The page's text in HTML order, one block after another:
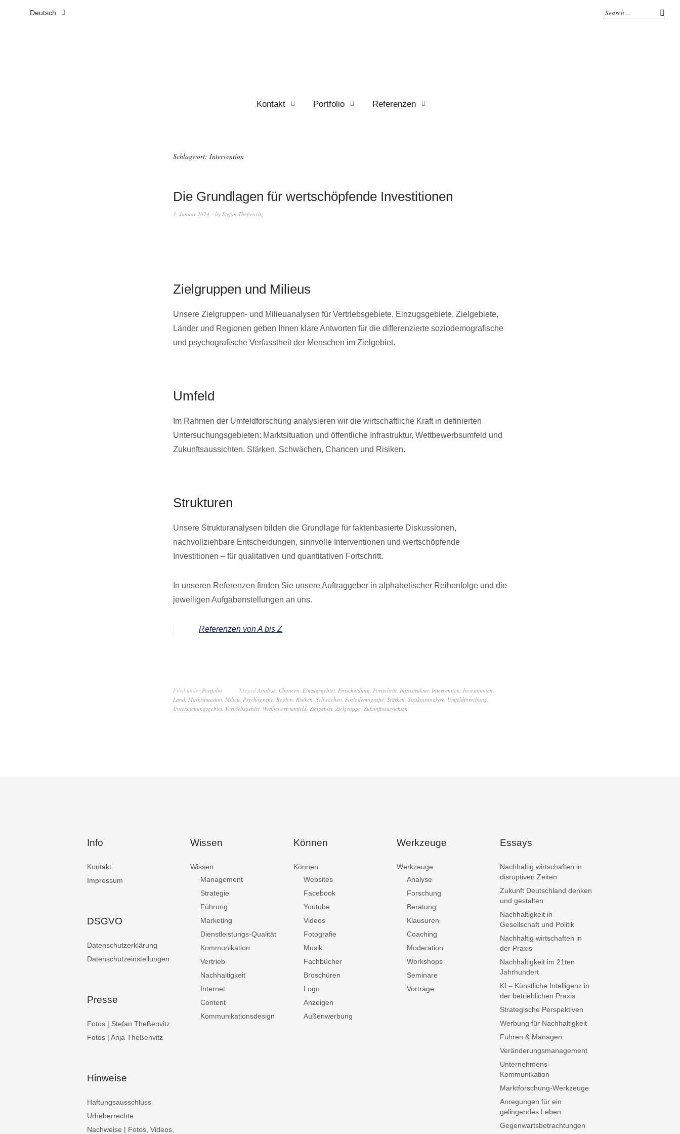
Deutsch
Kontakt Portfolio Referenzen
Schlagwort: Intervention
Die Grundlagen für wertschöpfende Investitionen
3. Januar 2024 by Stefan Theßenvitz
Zielgruppen und Milieus
Unsere Zielgruppen- und Milieuanalysen für Vertriebsgebiete, Einzugsgebiete, Zielgebiete,
Länder und Regionen geben Ihnen klare Antworten für die differenzierte soziodemografische
und psychografische Verfasstheit der Menschen im Zielgebiet.
Umfeld
Im Rahmen der Umfeldforschung analysieren wir die wirtschaftliche Kraft in definierten
Untersuchungsgebieten: Marktsituation und öffentliche Infrastruktur, Wettbewerbsumfeld und
Zukunftsaussichten. Stärken, Schwächen, Chancen und Risiken.
Strukturen
Unsere Strukturanalysen bilden die Grundlage für faktenbasierte Diskussionen,
nachvollziehbare Entscheidungen, sinnvolle Interventionen und wertschöpfende
Investitionen – für qualitativen und quantitativen Fortschritt.
In unseren Referenzen finden Sie unsere Auftraggeber in alphabetischer Reihenfolge und die
jeweiligen Aufgabenstellungen an uns.
Referenzen von A bis Z
Filed underPortfolio Tagged Analyse, Chancen, Einzugsgebiet, Entscheidung, Fortschritt, Infrastruktur, Intervention, Investitionen,
Land, Marktsituation, Milieu, Psychografie, Region, Risiken, Schwächen, Soziodemografie, Stärken, Strukturanalyse, Umfeldforschung,
Untersuchungsgebiet, Vertriebsgebiet, Wettbewerbsumfeld, Zielgebiet, Zielgruppe, Zukunftsaussichten
Info
Kontakt
Impressum
DSGVO
Datenschutzerklärung
Datenschutzeinstellungen
Presse
Fotos | Stefan Theßenvitz
Fotos | Anja Theßenvitz
Hinweise
Haftungsausschluss
Urheberrechte
Nachweise | Fotos, Videos,
Wissen
Wissen
Management
Strategie
Führung
Marketing
Dienstleistungs-Qualität
Kommunikation
Vertrieb
Nachhaltigkeit
Internet
Content
Kommunikationsdesign
Können
Können
Websites
Facebook
Youtube
Videos
Fotografie
Musik
Fachbücher
Broschüren
Logo
Anzeigen
Außenwerbung
Werkzeuge
Werkzeuge
Analyse
Forschung
Beratung
Klausuren
Coaching
Moderation
Workshops
Seminare
Vorträge
Essays
Nachhaltig wirtschaften in
disruptiven Zeiten
Zukunft Deutschland denken
und gestalten
Nachhaltigkeit in
Gesellschaft und Politik
Nachhaltig wirtschaften in
der Praxis
Nachhaltigkeit im 21ten
Jahrhundert
KI – Künstliche Intelligenz in
der betrieblichen Praxis
Strategische Perspektiven
Werbung für Nachhaltigkeit
Führen & Managen
Veränderungsmanagement
Unternehmens-
Kommunikation
Marktforschung-Werkzeuge
Anregungen für ein
gelingendes Leben
Gegenwartsbetrachtungen